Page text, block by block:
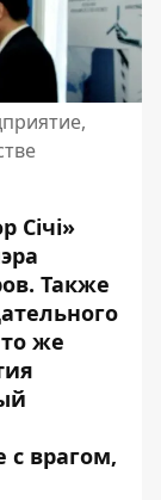
Сiчi»
Также
же
с врагом,